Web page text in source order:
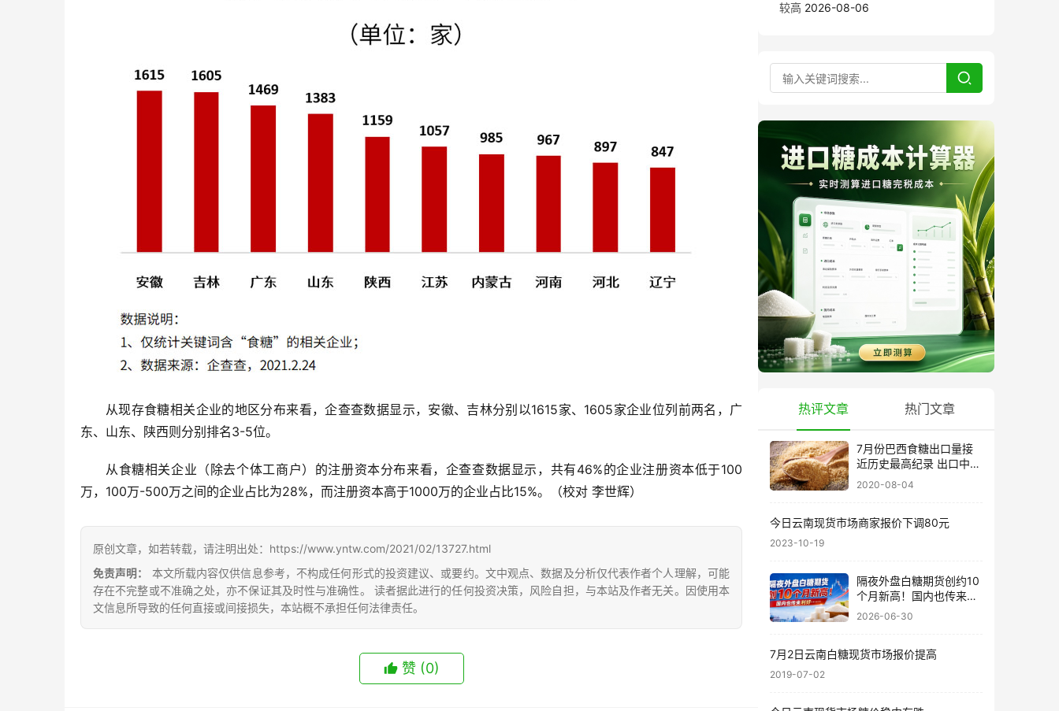
从现存食糖相关企业的地区分布来看，企查查数据显示，安徽、吉林分别以1615家、1605家企业位列前两名，广
东、山东、陕西则分别排名3-5位。
从食糖相关企业（除去个体工商户）的注册资本分布来看，企查查数据显示，共有46%的企业注册资本低于100
万，100万-500万之间的企业占比为28%，而注册资本高于1000万的企业占比15%。（校对 李世辉）
原创文章，如若转载，请注明出处：https://www.yntw.com/2021/02/13727.html
免责声明：
本文所载内容仅供信息参考，不构成任何形式的投资建议、或要约。文中观点、数据及分析仅代表作者个人理解，可能
存在不完整或不准确之处，亦不保证其及时性与准确性。 读者据此进行的任何投资决策，风险自担，与本站及作者无关。因使用本
文信息所导致的任何直接或间接损失，本站概不承担任何法律责任。
赞 (0)
较高 2026-08-06
热评文章 热门文章
7月份巴西食糖出口量接
近历史最高纪录 出口中国
超40万吨
2020-08-04
今日云南现货市场商家报价下调80元
2023-10-19
隔夜外盘白糖期货创约10
个月新高！国内也传来利
好……
2026-06-30
7月2日云南白糖现货市场报价提高
2019-07-02